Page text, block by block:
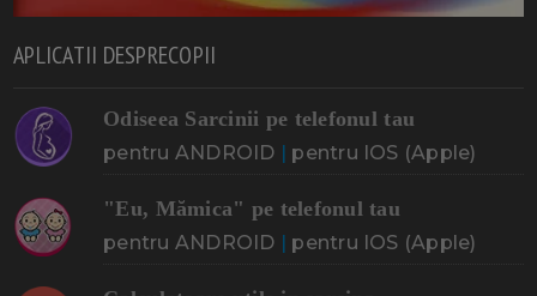
APLICATII DESPRECOPII
Odiseea Sarcinii pe telefonul tau
pentru ANDROID pentru IOS (Apple)
"Eu, Mămica" pe telefonul tau
pentru ANDROID pentru IOS (Apple)